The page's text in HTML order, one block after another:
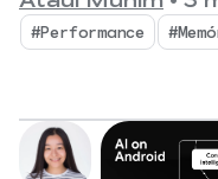
maximizar a
#Performance